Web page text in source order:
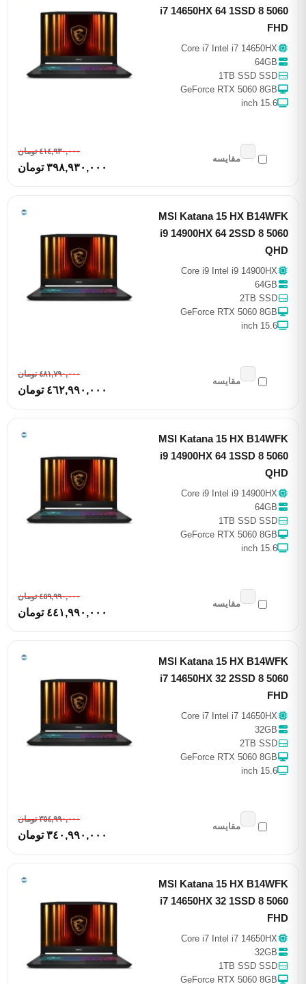
i7 14650HX 64 1SSD 8 5060
FHD
Core i7 Intel i7 14650HX
64GB
1TB SSD SSD
GeForce RTX 5060 8GB
15.6 inch
٤١٤,٩٣٠,٠٠٠ تومان
٣٩٨,٩٣٠,٠٠٠ تومان
مقایسه
MSI Katana 15 HX B14WFK
i9 14900HX 64 2SSD 8 5060
QHD
Core i9 Intel i9 14900HX
64GB
2TB SSD
GeForce RTX 5060 8GB
15.6 inch
٤٨١,٧٩٠,٠٠٠ تومان
٤٦٢,٩٩٠,٠٠٠ تومان
مقایسه
MSI Katana 15 HX B14WFK
i9 14900HX 64 1SSD 8 5060
QHD
Core i9 Intel i9 14900HX
64GB
1TB SSD SSD
GeForce RTX 5060 8GB
15.6 inch
٤٥٩,٩٩٠,٠٠٠ تومان
٤٤١,٩٩٠,٠٠٠ تومان
مقایسه
MSI Katana 15 HX B14WFK
i7 14650HX 32 2SSD 8 5060
FHD
Core i7 Intel i7 14650HX
32GB
2TB SSD
GeForce RTX 5060 8GB
15.6 inch
٣٥٤,٩٩٠,٠٠٠ تومان
٣٤٠,٩٩٠,٠٠٠ تومان
مقایسه
MSI Katana 15 HX B14WFK
i7 14650HX 32 1SSD 8 5060
FHD
Core i7 Intel i7 14650HX
32GB
1TB SSD SSD
GeForce RTX 5060 8GB